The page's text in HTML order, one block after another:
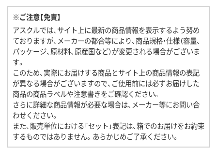
※ご注意【免責】
アスクルでは、サイト上に最新の商品情報を表示するよう努め
ておりますが、メーカーの都合等により、商品規格・仕様（容量、
パッケージ、原材料、原産国など）が変更される場合がございま
す。
このため、実際にお届けする商品とサイト上の商品情報の表記
が異なる場合がございますので、ご使用前には必ずお届けした
商品の商品ラベルや注意書きをご確認ください。
さらに詳細な商品情報が必要な場合は、メーカー等にお問い合
わせください。
また、販売単位における「セット」表記は、箱でのお届けをお約束
するものではありません。あらかじめご了承ください。